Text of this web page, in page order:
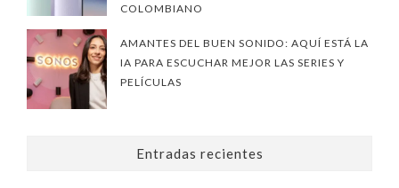
COLOMBIANO
AMANTES DEL BUEN SONIDO: AQUÍ ESTÁ LA
IA PARA ESCUCHAR MEJOR LAS SERIES Y
PELÍCULAS
Entradas recientes